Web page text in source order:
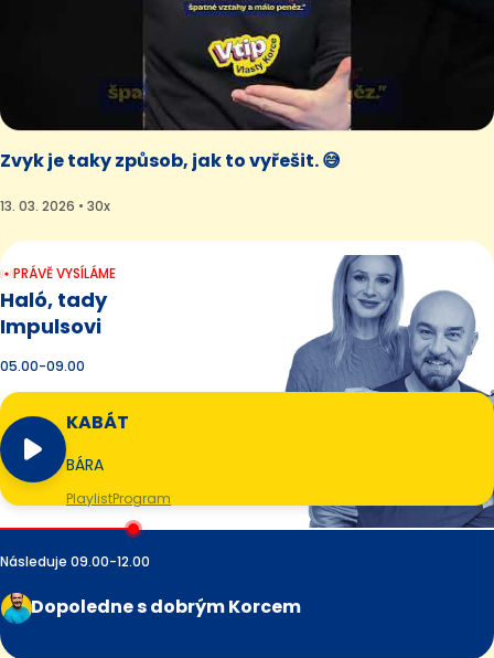
Zvyk je taky způsob, jak to vyřešit. 😅
13. 03. 2026 • 30x
PRÁVĚ VYSÍLÁME
Haló, tady
Impulsovi
05.00-09.00
KABÁT
BÁRA
PlaylistProgram
Následuje 09.00-12.00
Dopoledne s dobrým Korcem